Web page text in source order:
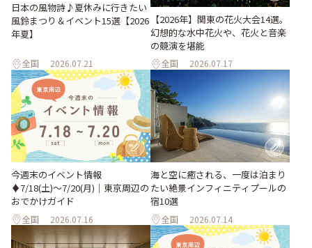
日本の風物詩♪夏休みに行きたい
風鈴まつり＆イベント15選【2026
年夏】
全国 2026.07.21
【2026年】関東の花火大会14選。
幻想的な水中花火や、花火と音楽
の競演を堪能
全国 2026.07.17
今週末のイベント情報
♦︎7/18(土)〜7/20(月)｜東京周辺の
おでかけガイド
全国 2026.07.16
海と空に癒される、一度は泊まり
たい絶景インフィニティプールの
宿10選
全国 2026.07.14